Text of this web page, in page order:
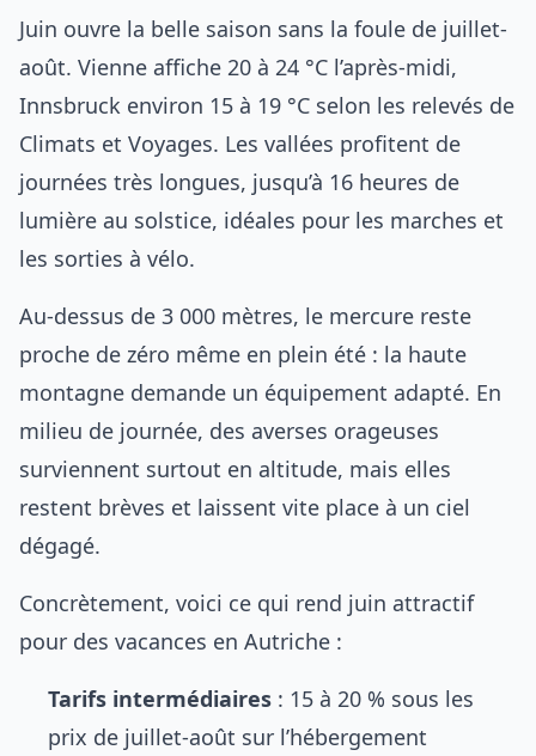
Juin ouvre la belle saison sans la foule de juillet-
août. Vienne affiche 20 à 24 °C l’après-midi,
Innsbruck environ 15 à 19 °C selon les relevés de
Climats et Voyages. Les vallées profitent de
journées très longues, jusqu’à 16 heures de
lumière au solstice, idéales pour les marches et
les sorties à vélo.
Au-dessus de 3 000 mètres, le mercure reste
proche de zéro même en plein été : la haute
montagne demande un équipement adapté. En
milieu de journée, des averses orageuses
surviennent surtout en altitude, mais elles
restent brèves et laissent vite place à un ciel
dégagé.
Concrètement, voici ce qui rend juin attractif
pour des vacances en Autriche :
Tarifs intermédiaires : 15 à 20 % sous les
prix de juillet-août sur l’hébergement